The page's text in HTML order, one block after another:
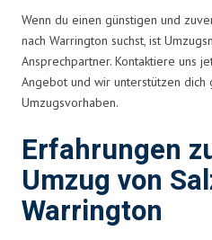
Wenn du einen günstigen und
nach Warrington suchst, ist
Ansprechpartner. Kontaktiere uns
Angebot und wir unterstützen dich
Umzugsvorhaben.
Erfahrungen
Umzug von
Warrington